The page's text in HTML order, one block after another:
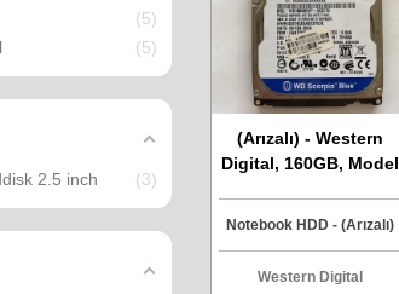
5
5
2.5 inch 3
(Arızalı) - Western
Digital, 160GB, Model
Sata Harddisk
Notebook HDD - (Arızalı)
Western Digital